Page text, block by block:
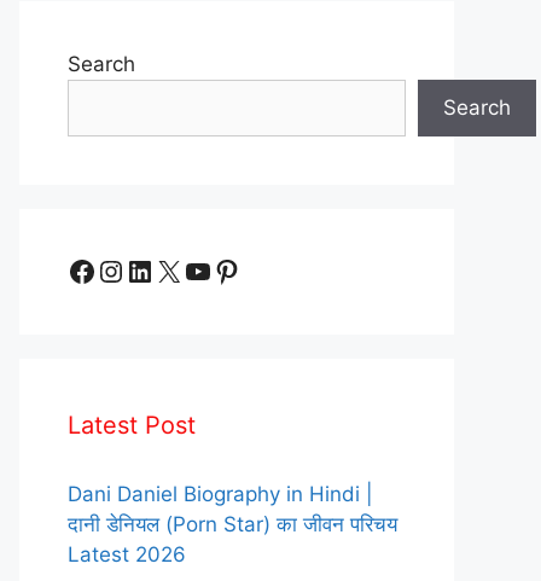
Search
Search
Facebook
Instagram
LinkedIn
X YouTube
Pinterest
Latest Post
Dani Daniel Biography in Hindi |
दानी डेनियल (Porn Star) का जीवन परिचय
Latest 2026